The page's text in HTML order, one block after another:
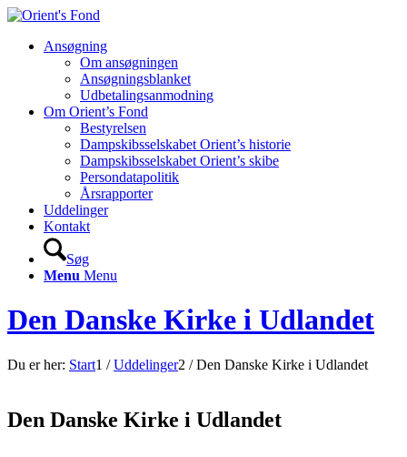
Ansøgning
Om ansøgningen
Ansøgningsblanket
Udbetalingsanmodning
Om Orient’s Fond
Bestyrelsen
Dampskibsselskabet Orient’s historie
Dampskibsselskabet Orient’s skibe
Persondatapolitik
Årsrapporter
Uddelinger
Kontakt
Søg
Menu Menu
Den Danske Kirke i Udlandet
Du er her: Start1 / Uddelinger2 / Den Danske Kirke i Udlandet
Den Danske Kirke i Udlandet